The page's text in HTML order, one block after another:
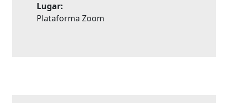
Lugar:
Plataforma Zoom